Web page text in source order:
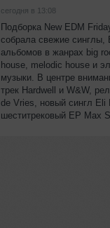
сегодня в 13:08
Подборка New EDM
собрала свежие синглы,
альбомов в жанрах big
house, melodic house и
музыки. В центре
трек Hardwell и W&W,
de Vries, новый сингл Eli
шеститрековый EP Max